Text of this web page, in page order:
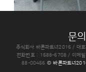
문
주식회사 바른파트너2016 / 대
전화번호 : 1588-6708 / 이메
88-00456 © 바른파트너